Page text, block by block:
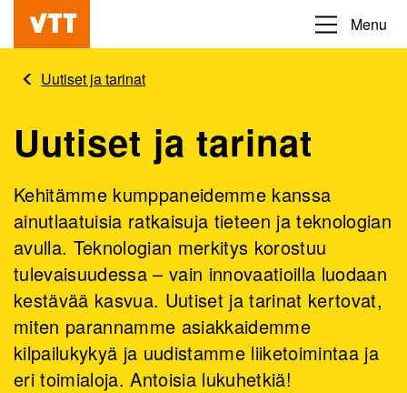
Hyppää
pääsisältöön
Beyond
obvious
Menu
Uutiset ja tarinat
Uutiset ja tarinat
Kehitämme kumppaneidemme kanssa
ainutlaatuisia ratkaisuja tieteen ja teknologian
avulla. Teknologian merkitys korostuu
tulevaisuudessa – vain innovaatioilla luodaan
kestävää kasvua. Uutiset ja tarinat kertovat,
miten parannamme asiakkaidemme
kilpailukykyä ja uudistamme liiketoimintaa ja
eri toimialoja. Antoisia lukuhetkiä!